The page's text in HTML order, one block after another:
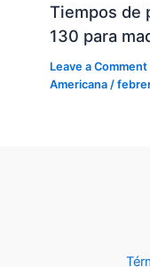
Tiempos de
130 para
Leave a Comment
Americana /